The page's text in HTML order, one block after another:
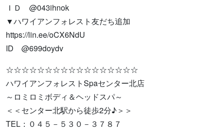
ＩＤ @043ihnok
▼ハワイアンフォレスト友だち追加
https://lin.ee/oCX6NdU
ID @699doydv
☆☆☆☆☆☆☆☆☆☆☆☆☆☆☆☆☆
ハワイアンフォレストSpaセンター北店
～ロミロミボディ＆ヘッドスパ～
＜＜センター北駅から徒歩2分♪＞＞
TEL：０４５－５３０－３７８７